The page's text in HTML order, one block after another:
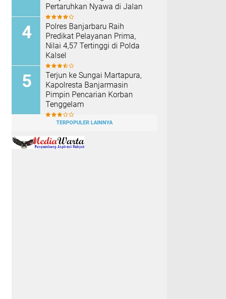
Pertaruhkan Nyawa di Jalan
Polres Banjarbaru Raih
Predikat Pelayanan Prima,
Nilai 4,57 Tertinggi di Polda
Kalsel
Terjun ke Sungai Martapura,
Kapolresta Banjarmasin
Pimpin Pencarian Korban
Tenggelam
TERPOPULER LAINNYA